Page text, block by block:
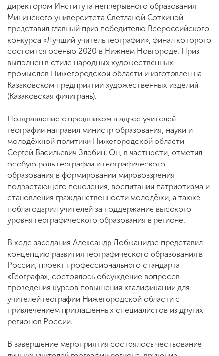
директором Института непрерывного образования
Мининского университета Светланой Соткиной
представил главный приз победителю Всероссийского
конкурса «Лучший учитель географии», финал которого
состоится осенью 2020 в Нижнем Новгороде. Приз
выполнен в стиле народных художественных
промыслов Нижегородской области и изготовлен на
Казаковском предприятии художественных изделий
(Казаковская филигрань).
Поздравление с праздником в адрес учителей
географии направил министр образования, науки и
молодёжной политики Нижегородской области
Сергей Васильевич Злобин. Он, в частности, отметил
особую роль географии и географического
образования в формировании мировоззрения
подрастающего поколения, воспитании патриотизма и
становления гражданственности молодёжи, а также
поблагодарил учителей за поддержание высокого
уровня географического образования в регионе.
В ходе заседания Александр Лобжанидзе представил
концепцию развития географического образования в
России, проект профессионального стандарта
«Географа», состоялось обсуждение вопросов
проведения курсов повышения квалификации для
учителей географии Нижегородской области с
привлечением приглашенных специалистов из других
регионов России.
В завершение мероприятия состоялось чествование